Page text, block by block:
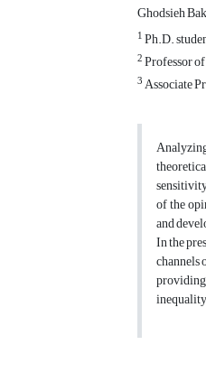
Ghodsieh
1Ph.D.
2Professor
3Associate
of the
and
In the
channels